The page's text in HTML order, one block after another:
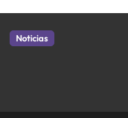
Noticias